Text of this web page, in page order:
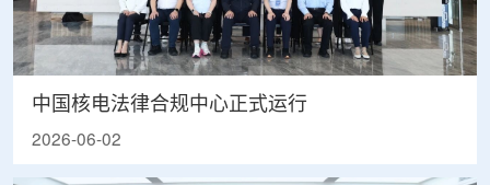
中国核电法律合规中心正式运行
2026-06-02